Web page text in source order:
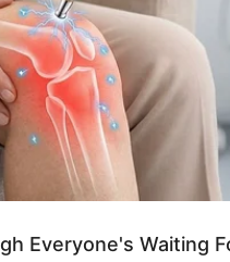
für den Kreis
Veranstaltungen in
Everyone's Waiting